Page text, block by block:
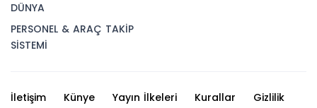
DÜNYA
PERSONEL & ARAÇ TAKİP
SİSTEMİ
İletişim Künye Yayın İlkeleri Kurallar
Gizlilik